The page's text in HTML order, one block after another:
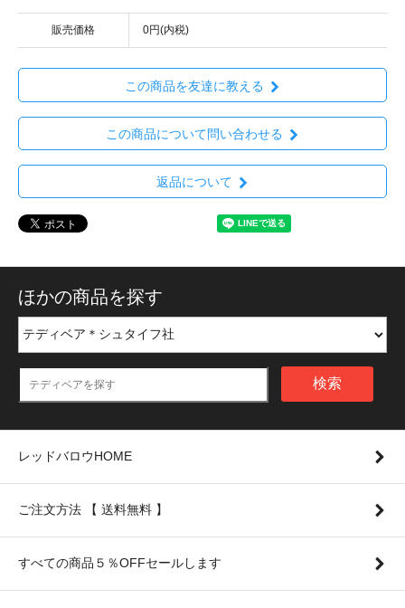
販売価格 0円(内税)
この商品を友達に教える
この商品について問い合わせる
返品について
ほかの商品を探す
検索
レッドバロウHOME
ご注文方法 【 送料無料 】
すべての商品５％OFFセールします